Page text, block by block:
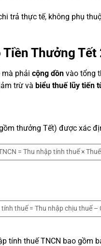
trả thực tế, không phụ
Tiền Thưởng
phải cộng dồn vào tổng
trừ và biểu thuế lũy tiến
thưởng Tết) được xác
= Thu nhập tính thuế ×
thuế = Thu nhập chịu thuế
tính thuế TNCN bao gồm